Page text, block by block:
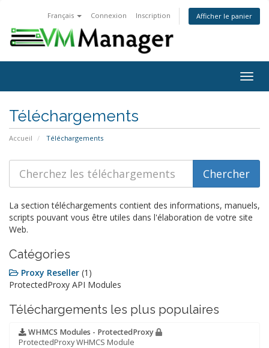
Français Connexion Inscription Afficher le panier
la
Téléchargements
Accueil Téléchargements
La section téléchargements contient des informations, manuels,
scripts pouvant vous être utiles dans l'élaboration de votre site
Web.
Catégories
Proxy Reseller (1)
ProtectedProxy API Modules
Téléchargements les plus populaires
WHMCS Modules - ProtectedProxy
ProtectedProxy WHMCS Module